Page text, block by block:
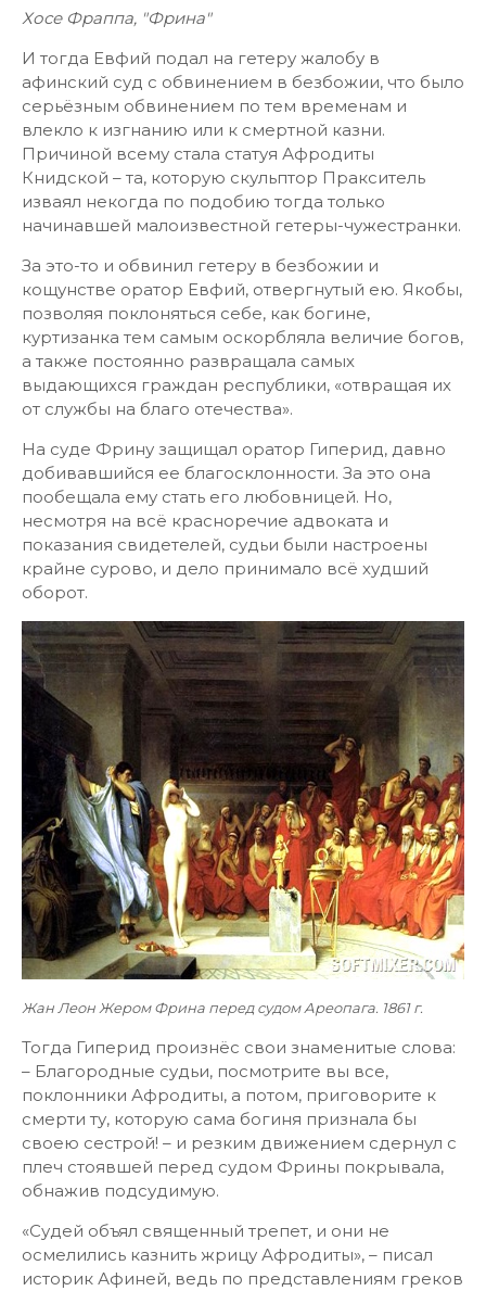
Хосе Фраппа, "Фрина"
И тогда Евфий подал на гетеру жалобу в
афинский суд с обвинением в безбожии, что было
серьёзным обвинением по тем временам и
влекло к изгнанию или к смертной казни.
Причиной всему стала статуя Афродиты
Книдской – та, которую скульптор Пракситель
изваял некогда по подобию тогда только
начинавшей малоизвестной гетеры-чужестранки.
За это-то и обвинил гетеру в безбожии и
кощунстве оратор Евфий, отвергнутый ею. Якобы,
позволяя поклоняться себе, как богине,
куртизанка тем самым оскорбляла величие богов,
а также постоянно развращала самых
выдающихся граждан республики, «отвращая их
от службы на благо отечества».
На суде Фрину защищал оратор Гиперид, давно
добивавшийся ее благосклонности. За это она
пообещала ему стать его любовницей. Но,
несмотря на всё красноречие адвоката и
показания свидетелей, судьи были настроены
крайне сурово, и дело принимало всё худший
оборот.
Жан Леон Жером Фрина перед судом Ареопага. 1861 г.
Тогда Гиперид произнёс свои знаменитые слова:
– Благородные судьи, посмотрите вы все,
поклонники Афродиты, а потом, приговорите к
смерти ту, которую сама богиня признала бы
своею сестрой! – и резким движением сдернул с
плеч стоявшей перед судом Фрины покрывала,
обнажив подсудимую.
«Судей объял священный трепет, и они не
осмелились казнить жрицу Афродиты», – писал
историк Афиней, ведь по представлениям греков